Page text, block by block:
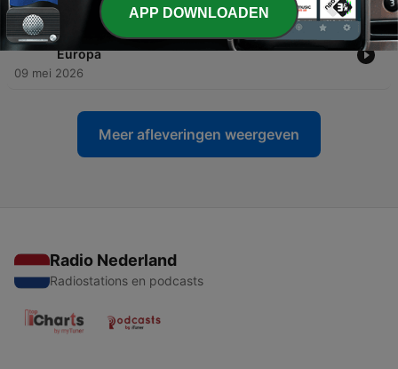
23 mei 2026
1007 - Hoe vervuilend is Defensie? & Dronepaniek in
Europa
09 mei 2026
Meer afleveringen weergeven
Radio Nederland
Radiostations en podcasts
APP DOWNLOADEN